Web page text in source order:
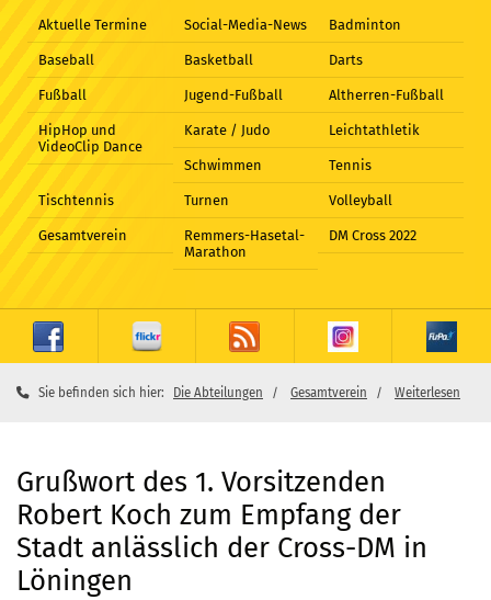
Aktuelle Termine Social-Media-News Badminton
Baseball Basketball Darts
Fußball Jugend-Fußball Altherren-Fußball
HipHop und
VideoClip Dance
Karate / Judo Leichtathletik
Schwimmen Tennis
Tischtennis Turnen Volleyball
Gesamtverein
Remmers-Hasetal-
Marathon
DM Cross 2022
Sie befinden sich hier: Die Abteilungen Gesamtverein Weiterlesen
Grußwort des 1. Vorsitzenden
Robert Koch zum Empfang der
Stadt anlässlich der Cross-DM in
Löningen